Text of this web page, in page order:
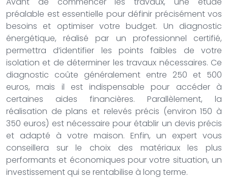
préalable est essentielle pour définir précisément vos
besoins et optimiser votre budget. Un diagnostic
énergétique, réalisé par un professionnel certifié,
permettra d’identifier les points faibles de votre
isolation et de déterminer les travaux nécessaires. Ce
diagnostic coûte généralement entre 250 et 500
euros, mais il est indispensable pour accéder à
certaines aides financières. Parallèlement, la
réalisation de plans et relevés précis (environ 150 à
350 euros) est nécessaire pour établir un devis précis
et adapté à votre maison. Enfin, un expert vous
conseillera sur le choix des matériaux les plus
performants et économiques pour votre situation, un
investissement qui se rentabilise à long terme.